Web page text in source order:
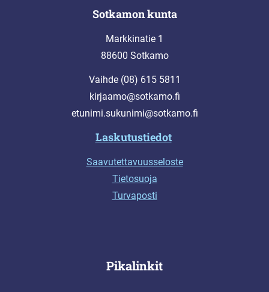
Sotkamon kunta
Markkinatie 1
88600 Sotkamo
Vaihde (08) 615 5811
kirjaamo@sotkamo.fi
etunimi.sukunimi@sotkamo.fi
Laskutustiedot
Saavutettavuusseloste
Tietosuoja
Turvaposti
Pikalinkit